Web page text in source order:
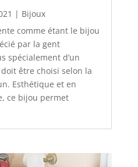
| Bijoux
comme étant le bijou
par la gent
spécialement d’un
être choisi selon la
Esthétique et en
ce bijou permet